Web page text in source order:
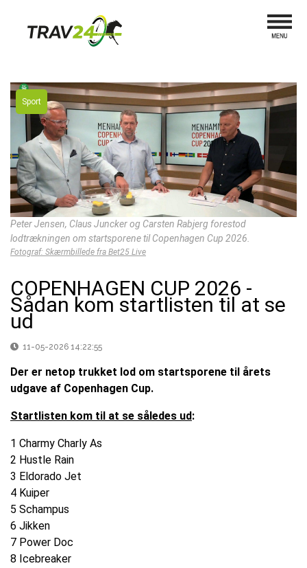
Sport
Peter Jensen, Claus Juncker og Carsten Rabjerg forestod
lodtrækningen om startsporene til Copenhagen Cup 2026.
Fotograf: Skærmbillede fra Bet25 Live
COPENHAGEN CUP 2026 -
Sådan kom startlisten til at se
ud
11-05-2026 14:22:55
Der er netop trukket lod om startsporene til årets
udgave af Copenhagen Cup.
Startlisten kom til at se således ud:
1 Charmy Charly As
2 Hustle Rain
3 Eldorado Jet
4 Kuiper
5 Schampus
6 Jikken
7 Power Doc
8 Icebreaker